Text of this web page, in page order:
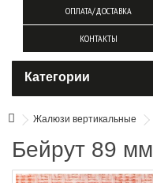
ОПЛАТА/ДОСТАВКА
КОНТАКТЫ
Категории
Жалюзи вертикальные
Бейрут 89 мм